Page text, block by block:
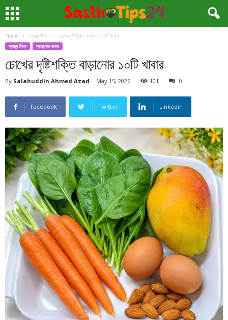
Home স্বাস্থ্য টিপস চোখের দৃষ্টিশক্তি বাড়ানোর ১০টি খাবার
স্বাস্থ্য টিপস স্বাস্থ্যকর খাবার
চোখের দৃষ্টিশক্তি বাড়ানোর ১০টি খাবার
By Salahuddin Ahmed Azad - May 15, 2026 101 0
Facebook Twitter Linkedin